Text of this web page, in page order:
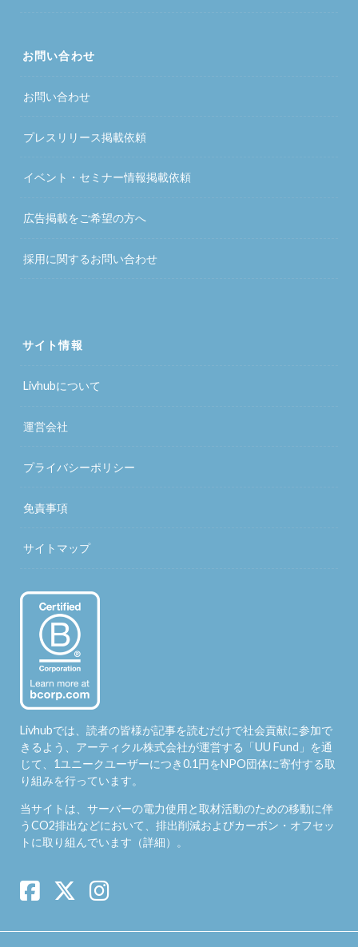
お問い合わせ
お問い合わせ
プレスリリース掲載依頼
イベント・セミナー情報掲載依頼
広告掲載をご希望の方へ
採用に関するお問い合わせ
サイト情報
Livhubについて
運営会社
プライバシーポリシー
免責事項
サイトマップ
Livhubでは、読者の皆様が記事を読むだけで社会貢献に参加で
きるよう、アーティクル株式会社が運営する「UU Fund 」を通
じて、1ユニークユーザーにつき0.1円をNPO団体に寄付する取
り組みを行っています。
当サイトは、サーバーの電力使用と取材活動のための移動に伴
うCO2排出などにおいて、排出削減およびカーボン・オフセッ
トに取り組んでいます（詳細）。